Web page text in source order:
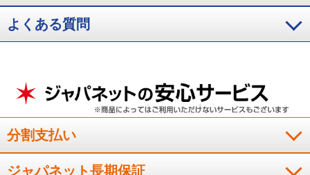
良いと思っています。充分な風力がありますし、風の質も良い
と思います。
（福岡県60代K.T様）
風が柔らかい感じがする。本体が軽い。掃除がしやすい。
（東京都50代H.T様）
よくある質問
分割支払い
ジャパネット長期保証